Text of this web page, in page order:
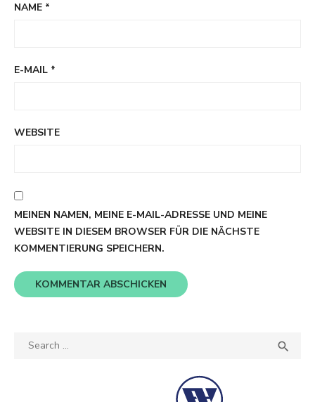
NAME *
E-MAIL *
WEBSITE
MEINEN NAMEN, MEINE E-MAIL-ADRESSE UND MEINE
WEBSITE IN DIESEM BROWSER FÜR DIE NÄCHSTE
KOMMENTIERUNG SPEICHERN.
Search
